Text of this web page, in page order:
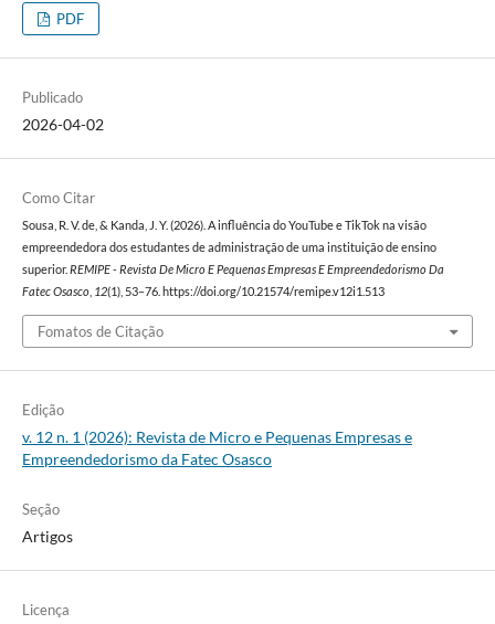
PDF
Publicado
2026-04-02
Como Citar
Sousa, R. V. de, & Kanda, J. Y. (2026). A influência do YouTube e TikTok na visão
empreendedora dos estudantes de administração de uma instituição de ensino
superior.REMIPE - Revista De Micro E Pequenas Empresas E Empreendedorismo Da
Fatec Osasco, 12(1), 53–76. https://doi.org/10.21574/remipe.v12i1.513
Fomatos de Citação
Edição
v. 12 n. 1 (2026): Revista de Micro e Pequenas Empresas e
Empreendedorismo da Fatec Osasco
Seção
Artigos
Licença